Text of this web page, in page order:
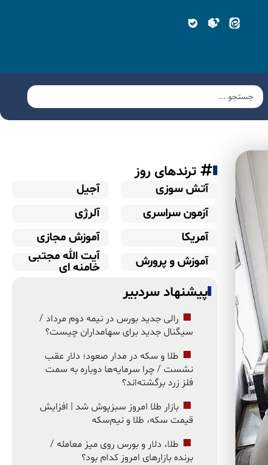
ترندهای روز
آتش سوزی
آجیل
آزمون سراسری
آلرژی
آمریکا
آموزش مجازی
آموزش و پرورش
آیت الله مجتبی
خامنه ای
پیشنهاد سردبیر
رالی جدید بورس در نیمه دوم مرداد /
سیگنال جدید برای سهامداران چیست؟
طلا و سکه در مدار صعود؛ دلار عقب
نشست / چرا سرمایه‌ها دوباره به سمت
فلز زرد برگشته‌اند؟
بازار طلا امروز سبزپوش شد | افزایش
قیمت سکه، طلا و نیم‌سکه
طلا، دلار و بورس روی میز معامله /
برنده بازارهای امروز کدام بود؟